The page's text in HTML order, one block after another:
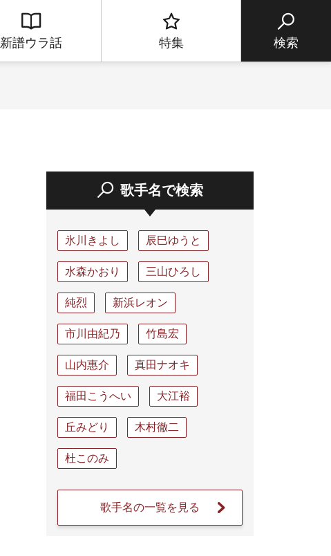
新譜ウラ話 特集 検索
歌手名で検索
氷川きよし 辰巳ゆうと
水森かおり 三山ひろし
純烈 新浜レオン
市川由紀乃 竹島宏
山内惠介 真田ナオキ
福田こうへい 大江裕
丘みどり 木村徹二
杜このみ
歌手名の一覧を見る